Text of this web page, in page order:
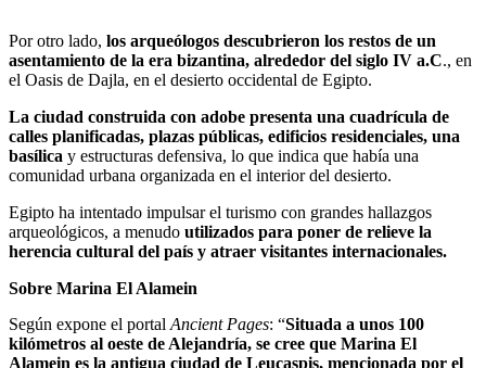
Por otro lado, los arqueólogos descubrieron los restos de un
asentamiento de la era bizantina, alrededor del siglo IV a.C., en
el Oasis de Dajla, en el desierto occidental de Egipto.
La ciudad construida con adobe presenta una cuadrícula de
calles planificadas, plazas públicas, edificios residenciales, una
basílica y estructuras defensiva, lo que indica que había una
comunidad urbana organizada en el interior del desierto.
Egipto ha intentado impulsar el turismo con grandes hallazgos
arqueológicos, a menudo utilizados para poner de relieve la
herencia cultural del país y atraer visitantes internacionales.
Sobre Marina El Alamein
Según expone el portal Ancient Pages: “Situada a unos 100
kilómetros al oeste de Alejandría, se cree que Marina El
Alamein es la antigua ciudad de Leucaspis, mencionada por el